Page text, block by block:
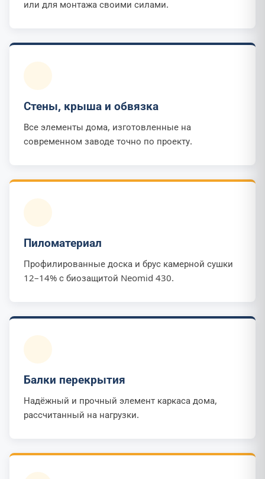
или для монтажа своими силами.
Стены, крыша и обвязка
Все элементы дома, изготовленные на
современном заводе точно по проекту.
Пиломатериал
Профилированные доска и брус камерной сушки
12–14% с биозащитой Neomid 430.
Балки перекрытия
Надёжный и прочный элемент каркаса дома,
рассчитанный на нагрузки.